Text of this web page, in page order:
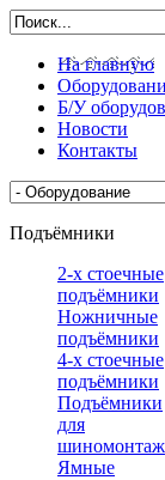
На главную
Б/У
Новости
Контакты
Подъёмники
2-х стоечные
подъёмники
Ножничные
подъёмники
4-х стоечные
подъёмники
Подъёмники
для
шиномонтажа
Ямные